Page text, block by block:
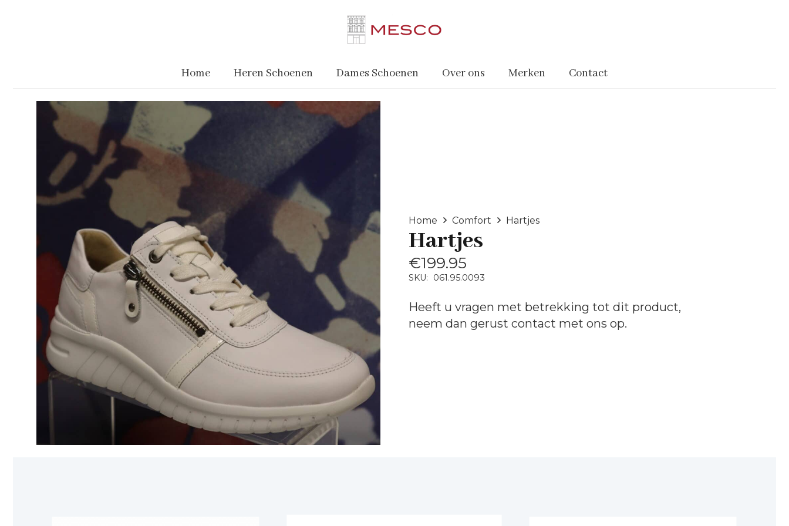
Home Heren Schoenen Dames Schoenen Over ons Merken Contact
Home Comfort Hartjes
Hartjes
€199.95
SKU: 061.95.0093
Heeft u vragen met betrekking tot dit product,
neem dan gerust contact met ons op.